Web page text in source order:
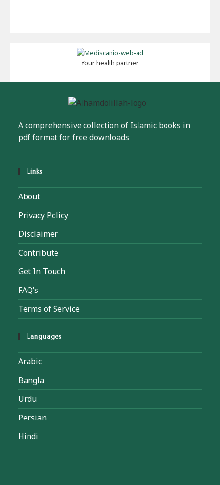
Your health partner
A comprehensive collection of Islamic books in
pdf format for free downloads
Links
About
Privacy Policy
Disclaimer
Contribute
Get In Touch
FAQ’s
Terms of Service
Languages
Arabic
Bangla
Urdu
Persian
Hindi